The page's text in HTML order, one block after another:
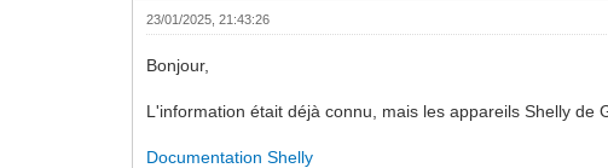
23/01/2025, 21:43:26
Bonjour,
L'information était déjà connu, mais les appareils Shelly de
Documentation Shelly